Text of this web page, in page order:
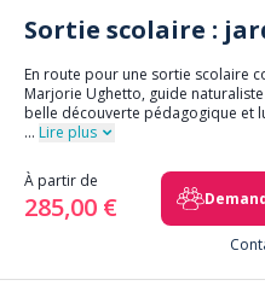
Sortie scolaire :
En route pour une sortie scolaire
Marjorie Ughetto, guide
belle découverte pédagogique et
... Lire plus
À partir de
285,00 €